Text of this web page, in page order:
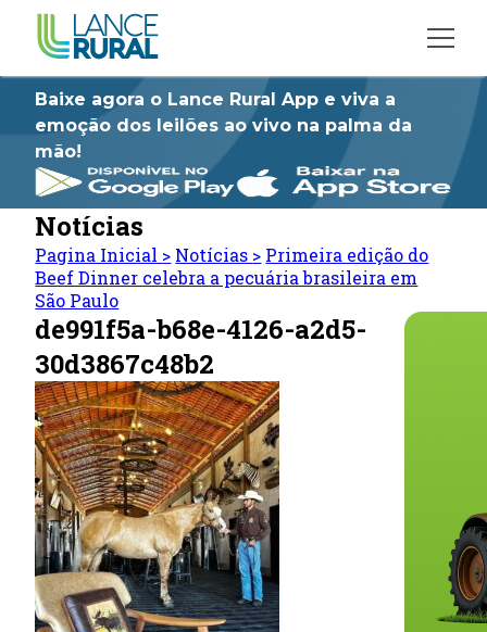
Baixe agora o Lance Rural App e viva a
emoção dos leilões ao vivo na palma da
mão!
Notícias
Pagina Inicial > Notícias > Primeira edição do
Beef Dinner celebra a pecuária brasileira em
São Paulo
de991f5a-b68e-4126-a2d5-
30d3867c48b2